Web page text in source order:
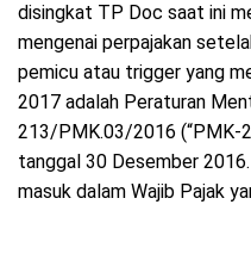
disingkat TP Doc saat ini
mengenai perpajakan
pemicu atau trigger yang
2017 adalah Peraturan
213/PMK.03/2016 (“PMK-
tanggal 30 Desember
masuk dalam Wajib Pajak